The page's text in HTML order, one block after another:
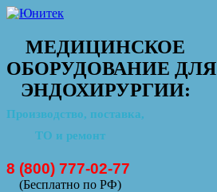
МЕДИЦИНСКОЕ
ОБОРУДОВАНИЕ ДЛЯ
ЭНДОХИРУРГИИ:
Производство, поставка,
ТО и ремонт
8 (800) 777-02-77
(Бесплатно по РФ)